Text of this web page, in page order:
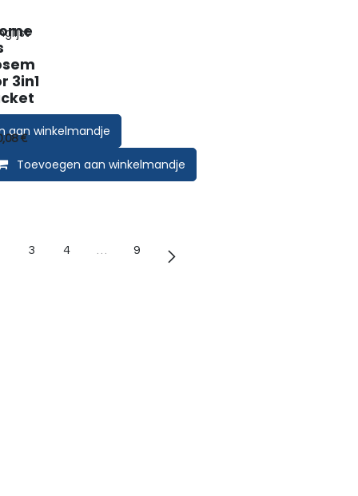
aan winkelmandje
3in1
€
Toevoegen aan winkelmandje
3 4 … 9